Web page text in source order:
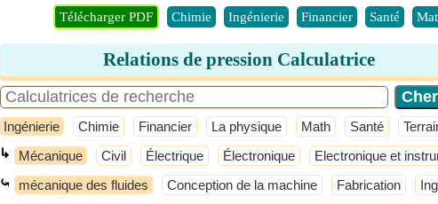
Télécharger PDF Chimie Ingénierie Financier Santé
Relations de pression Calculatrice
Ingénierie Chimie Financier La physique Math Santé
↳ Mécanique Civil Électrique Électronique Electronique et
⤿ mécanique des fluides Conception de la machine Fabrication